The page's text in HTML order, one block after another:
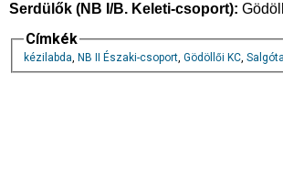
Serdülők (NB I/B. Keleti-csoport):
Címkék
kézilabda, NB II Északi-csoport, Gödöllői KC,